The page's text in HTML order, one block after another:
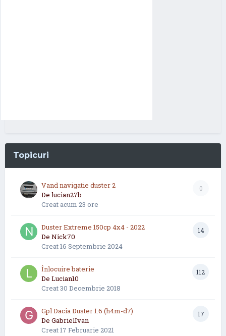
Topicuri
0
Vand navigatie duster 2
De lucian27b
Creat acum 23 ore
14
Duster Extreme 150cp 4x4 - 2022
De Nick70
Creat16 Septembrie 2024
112
Înlocuire baterie
De Lucian10
Creat30 Decembrie 2018
17
Gpl Dacia Duster 1.6 (h4m-d7)
De GabrielIvan
Creat17 Februarie 2021